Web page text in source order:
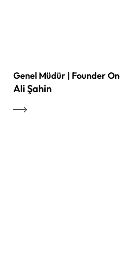
Genel Müdür | Founder
Ali Şahin